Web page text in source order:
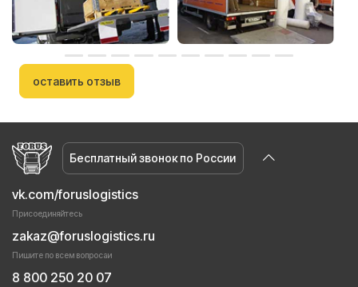
оставить отзыв
Бесплатный звонок по России
vk.com/foruslogistics
Присоединяйтесь
zakaz@foruslogistics.ru
Пишите по всем вопросаи
8 800 250 20 07